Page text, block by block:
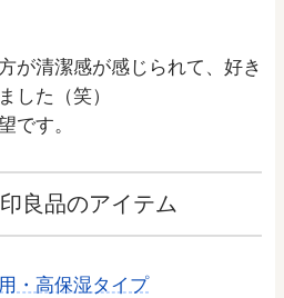
が清潔感が感じられて、好き
した（笑）
です。
良品のアイテム
・高保湿タイプ